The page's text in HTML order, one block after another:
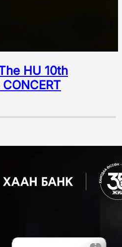
HU 10th